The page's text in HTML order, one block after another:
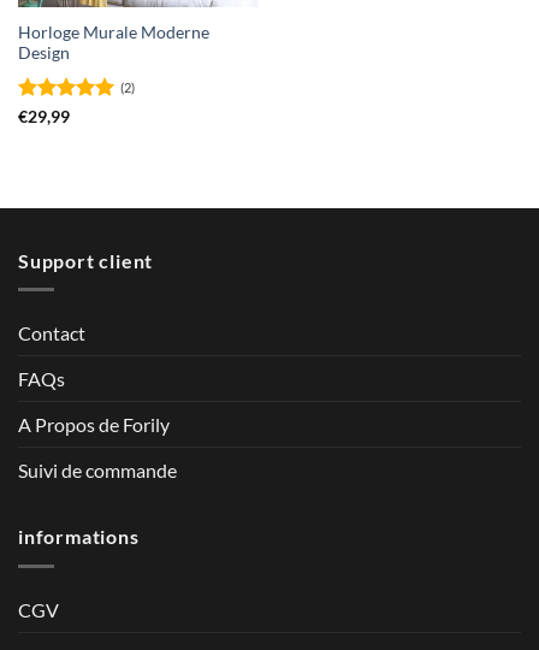
Horloge Murale Moderne
Design
Note5
(2)
€29,99
Support client
Contact
FAQs
A Propos de Forily
Suivi de commande
informations
CGV